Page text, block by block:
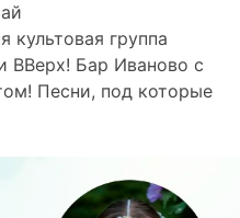
группа
ВВерх! Бар Иваново с
Песни, под которые